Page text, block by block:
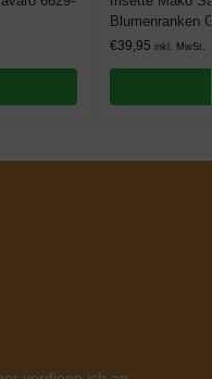
Blumenranken
€39,95 inkl. MwSt.